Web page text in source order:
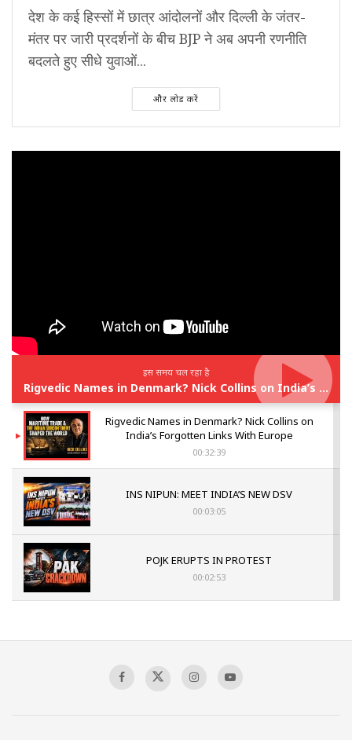
देश के कई हिस्सों में छात्र आंदोलनों और दिल्ली के जंतर-
मंतर पर जारी प्रदर्शनों के बीच BJP ने अब अपनी रणनीति
बदलते हुए सीधे युवाओं...
और लोड करें
इस समय चल रहा है
Rigvedic Names in Denmark? Nick Collins on India’s Forgotten Links With Europe
Rigvedic Names in Denmark? Nick Collins on
India’s Forgotten Links With Europe
00:32:39
INS NIPUN: MEET INDIA’S NEW DSV
00:03:05
POJK ERUPTS IN PROTEST
00:02:53
Sagar